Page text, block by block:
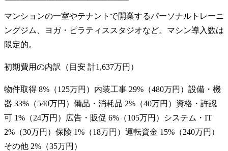
マンションの一室やテナントで開業するパーソナルトレーニ
ングジム、ヨガ・ピラティススタジオなど。マシン導入数は
限定的。
初期費用の内訳（目安 計1,637万円 ）
物件取得 8%（125万円 ） 内装工事 29%（480万円 ） 設備・機
器 33%（540万円 ） 備品・消耗品 2%（40万円 ） 資格・許認
可 1%（24万円 ） 広告・販促 6%（105万円 ）
システム・IT
2%（30万円 ） 保険 1%（18万円 ） 運転資金 15%（240万円 ）
その他 2%（35万円 ）